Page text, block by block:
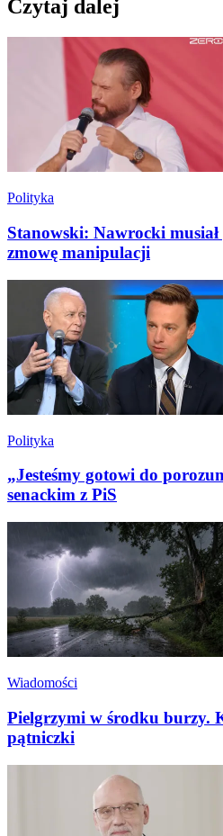
Czytaj dalej
Polityka
Stanowski: Nawrocki musiał
zmowę manipulacji
Polityka
„Jesteśmy gotowi do
senackim z PiS
Wiadomości
Pielgrzymi w środku burzy.
pątniczki